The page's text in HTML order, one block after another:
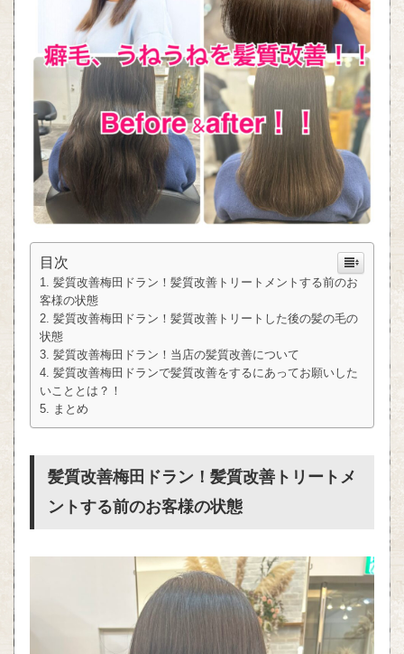
目次
髪質改善梅田ドラン！髪質改善トリートメントする前のお
客様の状態
髪質改善梅田ドラン！髪質改善トリートした後の髪の毛の
状態
髪質改善梅田ドラン！当店の髪質改善について
髪質改善梅田ドランで髪質改善をするにあってお願いした
いこととは？！
まとめ
髪質改善梅田ドラン！髪質改善トリートメ
ントする前のお客様の状態